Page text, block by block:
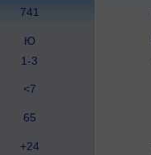
741
Ю
1-3
<7
65
+24